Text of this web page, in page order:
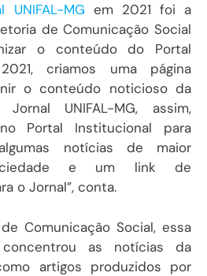
UNIFAL-MG em 2021 foi a
de Comunicação Social
o conteúdo do Portal
criamos uma página
o conteúdo noticioso da
UNIFAL-MG, assim,
Portal Institucional para
notícias de maior
e um link de
o Jornal”, conta.
Comunicação Social, essa
concentrou as notícias da
artigos produzidos por